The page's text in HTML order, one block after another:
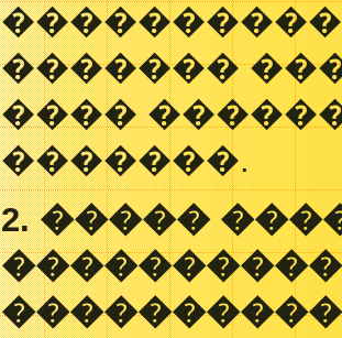
�������
����
�������.
2. �����